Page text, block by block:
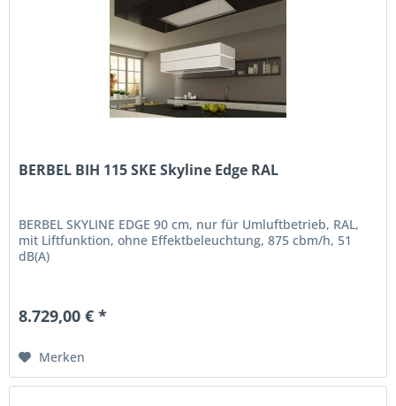
BERBEL BIH 115 SKE Skyline Edge RAL
BERBEL SKYLINE EDGE 90 cm, nur für Umluftbetrieb, RAL,
mit Liftfunktion, ohne Effektbeleuchtung, 875 cbm/h, 51
dB(A)
8.729,00 € *
Merken